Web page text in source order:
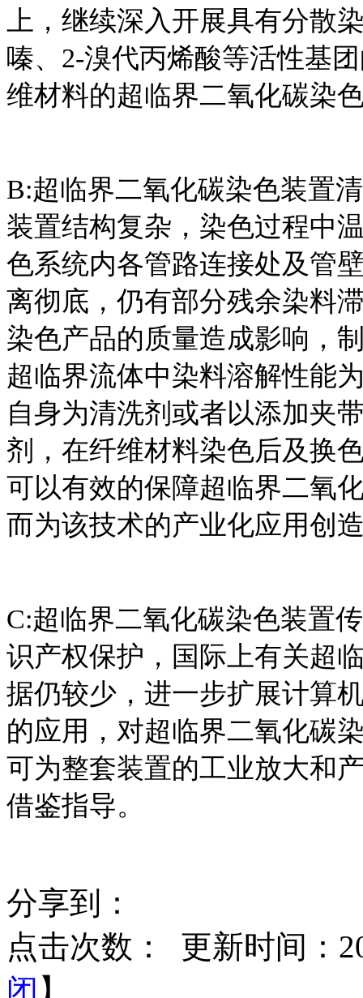
上，继续深入开展具有分散
嗪、2-溴代丙烯酸等活性基
维材料的超临界二氧化碳染
B:超临界二氧化碳染色装置
装置结构复杂，染色过程中
色系统内各管路连接处及管
离彻底，仍有部分残余染料
染色产品的质量造成影响，
超临界流体中染料溶解性能
自身为清洗剂或者以添加夹
剂，在纤维材料染色后及换
可以有效的保障超临界二氧
而为该技术的产业化应用创
C:超临界二氧化碳染色装置
识产权保护，国际上有关超
据仍较少，进一步扩展计算
的应用，对超临界二氧化碳
可为整套装置的工业放大和
借鉴指导。
分享到：
点击次数：
更新时间：
闭 】